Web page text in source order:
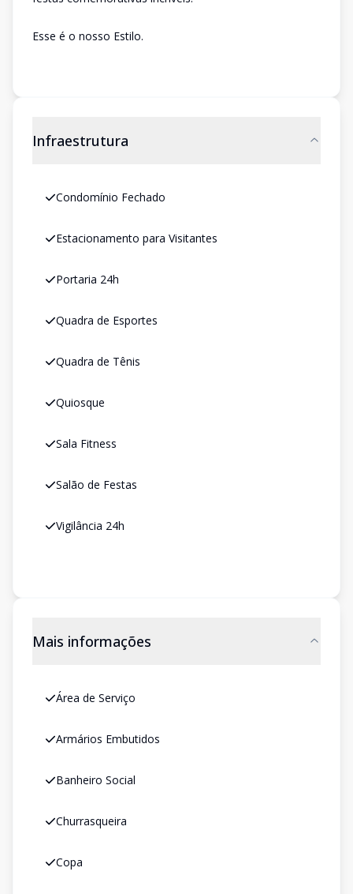
Esse é o nosso Estilo.
Infraestrutura
Condomínio Fechado
Estacionamento para Visitantes
Portaria 24h
Quadra de Esportes
Quadra de Tênis
Quiosque
Sala Fitness
Salão de Festas
Vigilância 24h
Mais informações
Área de Serviço
Armários Embutidos
Banheiro Social
Churrasqueira
Copa